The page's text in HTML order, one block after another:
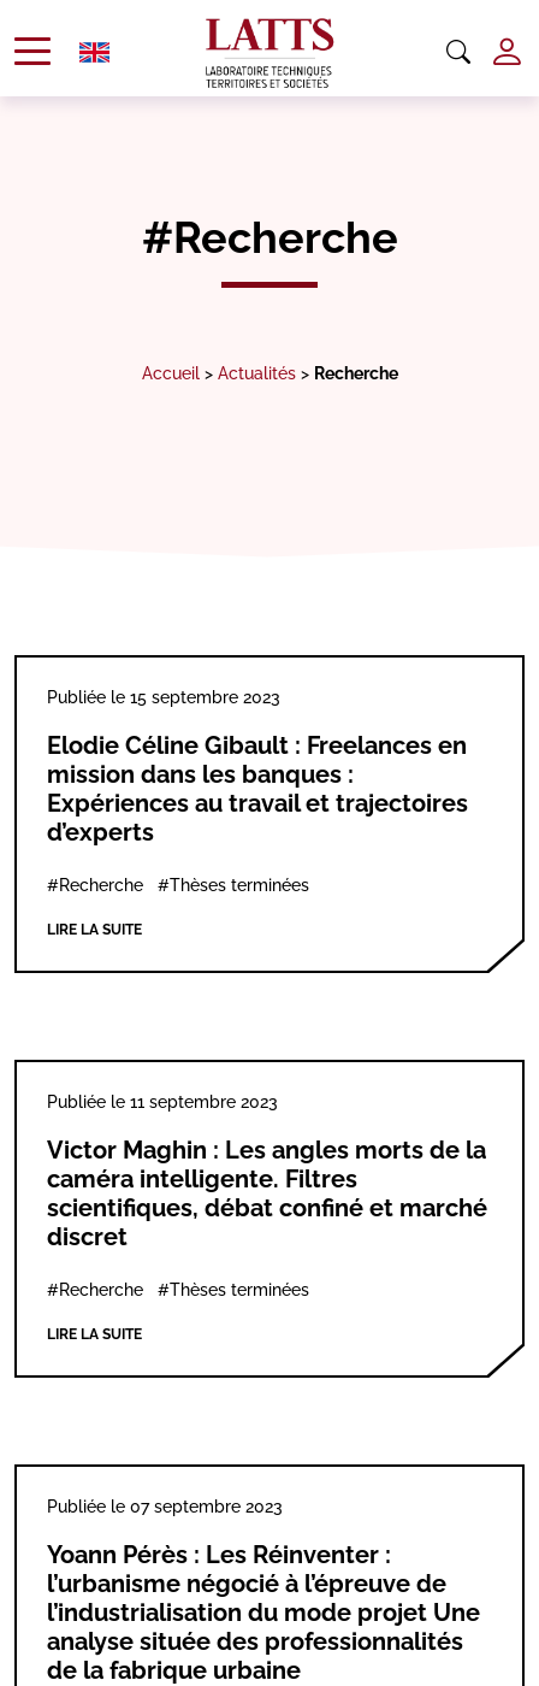
#Recherche
Accueil> Actualités> Recherche
Publiée le 15 septembre 2023
Elodie Céline Gibault : Freelances en
mission dans les banques :
Expériences au travail et trajectoires
d’experts
#Recherche #Thèses terminées
LIRE LA SUITE
Publiée le 11 septembre 2023
Victor Maghin : Les angles morts de la
caméra intelligente. Filtres
scientifiques, débat confiné et marché
discret
#Recherche #Thèses terminées
LIRE LA SUITE
Publiée le 07 septembre 2023
Yoann Pérès : Les Réinventer :
l’urbanisme négocié à l’épreuve de
l’industrialisation du mode projet Une
analyse située des professionnalités
de la fabrique urbaine